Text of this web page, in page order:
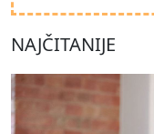
NAJČITANIJE